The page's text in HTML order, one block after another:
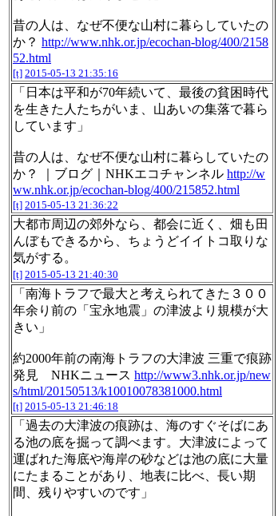
昔の人は、なぜ不便な山村に暮らしていたの
か？ http://www.nhk.or.jp/ecochan-blog/400/2158
52.html
[t] 2015-05-13 21:35:16
「日本は平和が70年続いて、最後の貧困時代
を生きた人たちがいま、山あいの集落で暮ら
しています」
昔の人は、なぜ不便な山村に暮らしていたの
か？ ｜ブログ｜NHKエコチャンネル http://w
ww.nhk.or.jp/ecochan-blog/400/215852.html
[t] 2015-05-13 21:36:22
大都市周辺の郊外なら、都会に近く、畑も田
んぼもできるから、ちょうどイイトコ取りな
気がする。
[t] 2015-05-13 21:40:30
「南海トラフで最大と考えられてきた３００
年余り前の「宝永地震」の津波より規模が大
きい」
約2000年前の南海トラフの大津波 三重で痕跡
発見 NHKニュース http://www3.nhk.or.jp/new
s/html/20150513/k10010078381000.html
[t] 2015-05-13 21:46:18
「過去の大津波の痕跡は、海のすぐそばにあ
る池の底を掘って調べます。大津波によって
運ばれた海底や海岸の砂などは池の底に大量
にたまることがあり、地表に比べ、長い期
間、残りやすいのです」